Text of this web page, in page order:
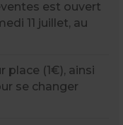
est ouvert
11 juillet, au
place (1€), ainsi
se changer